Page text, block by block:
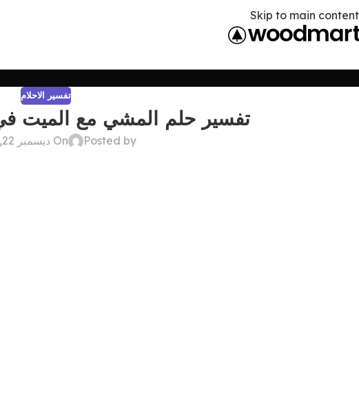
Skip to main content
تفسير الاحلام
تفسير حلم المشي مع الميت
Posted by On ديسمبر 22, 2024